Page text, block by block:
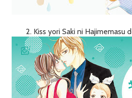
2. Kiss yori Saki ni Hajimemasu